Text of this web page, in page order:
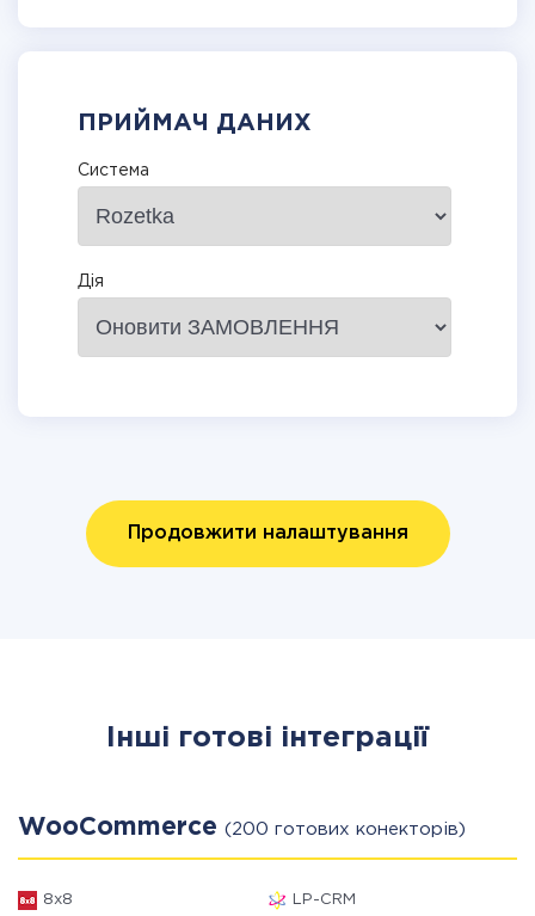
ПРИЙМАЧ ДАНИХ
Система
Дія
Продовжити налаштування
Інші готові інтеграції
WooCommerce (200 готових конекторів)
8x8 LP-CRM